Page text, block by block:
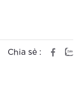
Chia sẻ :
được săn
ra mắt